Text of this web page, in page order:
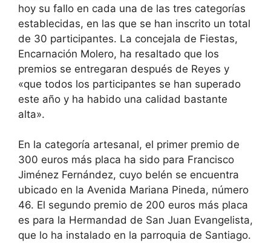
hoy su fallo en cada una de las tres categorías
establecidas, en las que se han inscrito un total
de 30 participantes. La concejala de Fiestas,
Encarnación Molero, ha resaltado que los
premios se entregaran después de Reyes y
«que todos los participantes se han superado
este año y ha habido una calidad bastante
alta».
En la categoría artesanal, el primer premio de
300 euros más placa ha sido para Francisco
Jiménez Fernández, cuyo belén se encuentra
ubicado en la Avenida Mariana Pineda, número
46. El segundo premio de 200 euros más placa
es para la Hermandad de San Juan Evangelista,
que lo ha instalado en la parroquia de Santiago.